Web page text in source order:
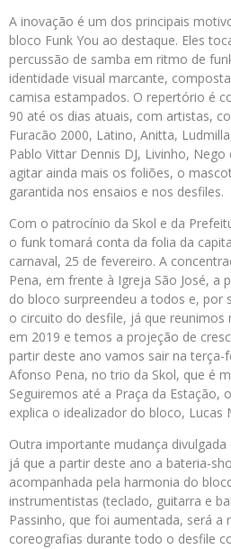
A inovação é um dos principais
bloco Funk You ao destaque. Eles
percussão de samba em ritmo de
identidade visual marcante,
camisa estampados. O repertório é
90 até os dias atuais, com artistas,
Furacão 2000, Latino, Anitta,
Pablo Vittar Dennis DJ, Livinho,
agitar ainda mais os foliões, o
garantida nos ensaios e nos desfiles.
Com o patrocínio da Skol e da
o funk tomará conta da folia da
carnaval, 25 de fevereiro. A
Pena, em frente à Igreja São José, a
do bloco surpreendeu a todos e, por
o circuito do desfile, já que reunimos
em 2019 e temos a projeção de
partir deste ano vamos sair na terça-
Afonso Pena, no trio da Skol, que é
Seguiremos até a Praça da Estação,
explica o idealizador do bloco, Lucas
Outra importante mudança
já que a partir deste ano a bateria-
acompanhada pela harmonia do
instrumentistas (teclado, guitarra e
Passinho, que foi aumentada, será a
coreografias durante todo o desfile